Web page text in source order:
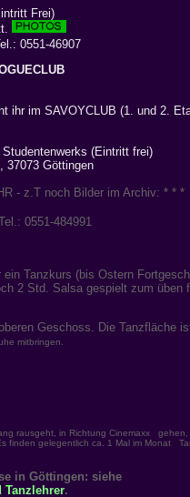
Frei)
0551-46907
ihr im SAVOYCLUB (1. und 2.
(Eintritt frei)
37073 Göttingen
- z.T noch Bilder im Archiv: * * *
0551-484991
Tanzkurs (bis Ostern
2 Std. Salsa gespielt zum üben
Geschoss. Die Tanzfläche
mitbringen.
rausgeht, in Richtung Cinemaxx
finden gelegentlich ca. 1 Mal im Monat
in Göttingen: siehe
Tanzlehrer.